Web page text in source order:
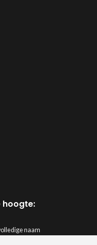
hoogte:
naam